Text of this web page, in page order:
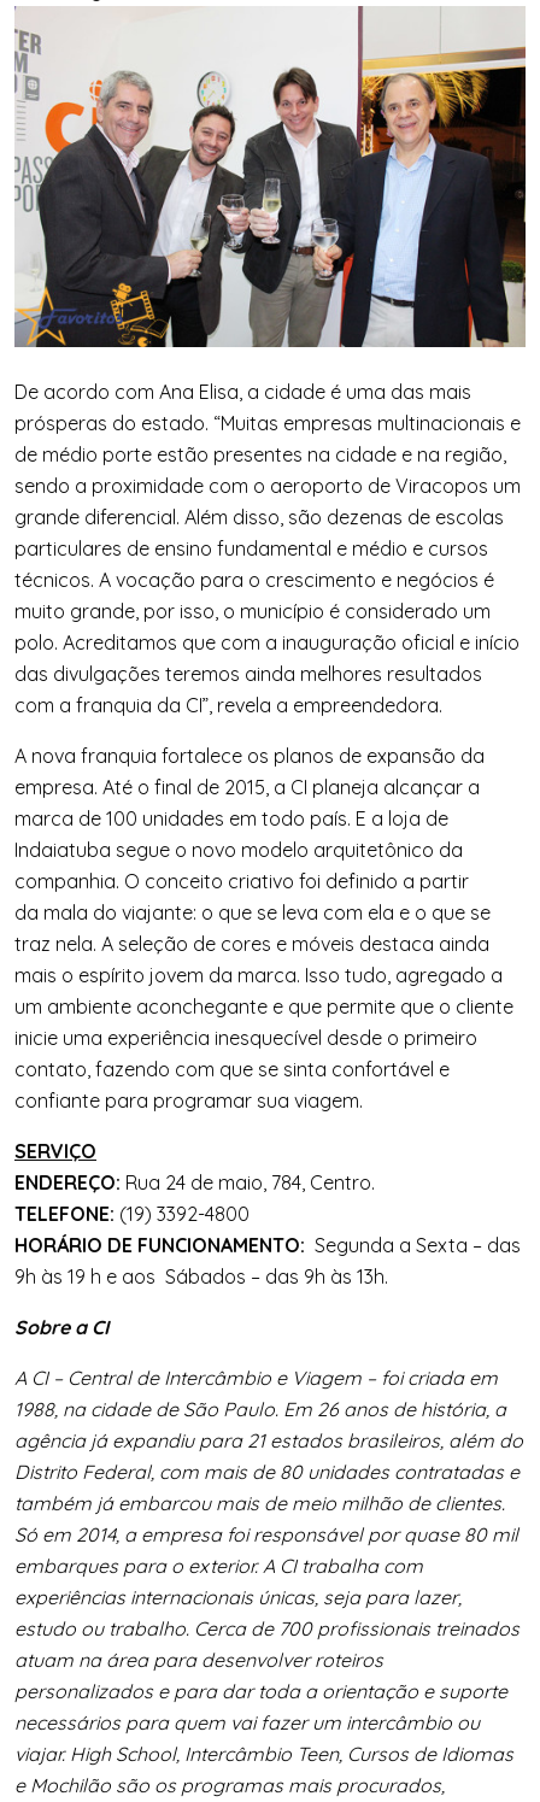
De acordo com Ana Elisa, a cidade é uma das mais
prósperas do estado. “Muitas empresas multinacionais e
de médio porte estão presentes na cidade e na região,
sendo a proximidade com o aeroporto de Viracopos um
grande diferencial. Além disso, são dezenas de escolas
particulares de ensino fundamental e médio e cursos
técnicos. A vocação para o crescimento e negócios é
muito grande, por isso, o município é considerado um
polo. Acreditamos que com a inauguração oficial e início
das divulgações teremos ainda melhores resultados
com a franquia da CI”, revela a empreendedora.
A nova franquia fortalece os planos de expansão da
empresa. Até o final de 2015, a CI ​planeja alcançar a
marca de 100 unidades em todo país. E a loja de
Indaiatuba segue o novo modelo arquitetônico da
companhia. O conceito criativo foi definido a partir
da mala do viajante: o que se leva com ela e o que se
traz nela. A seleção de cores e móveis destaca ainda
mais o espírito jovem da marca. Isso tudo, agregado a
um ambiente aconchegante e que permite que o cliente
inicie uma experiência inesquecível desde o primeiro
contato, fazendo com que se sinta confortável e
confiante para programar sua viagem.
SERVIÇO
ENDEREÇO: Rua 24 de maio, 784, Centro.
TELEFONE: (19) 3392-4800
HORÁRIO DE FUNCIONAMENTO: Segunda a Sexta – das
9h às 19 h e aos Sábados – das 9h às 13h.
Sobre a CI
A CI – Central de Intercâmbio e Viagem – foi criada em
1988, na cidade de São Paulo. Em 26 anos de história, a
agência já expandiu para 21 estados brasileiros, além do
Distrito Federal, com mais de 80 unidades contratadas e
também já embarcou mais de meio milhão de clientes.
Só em 2014, a empresa foi responsável por quase 80 mil
embarques para o exterior. A CI trabalha com
experiências internacionais únicas, seja para lazer,
estudo ou trabalho. Cerca de 700 profissionais treinados
atuam na área para desenvolver roteiros
personalizados e para dar toda a orientação e suporte
necessários para quem vai fazer um intercâmbio ou
viajar. High School, Intercâmbio Teen, Cursos de Idiomas
e Mochilão são os programas mais procurados,